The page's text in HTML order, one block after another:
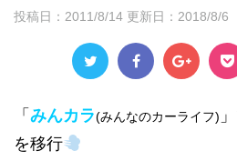
投稿日：2011/8/14 更新日： 2018/8/6
「 みんカラ(みんなのカーライフ)
を移行